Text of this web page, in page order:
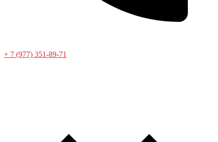
+ 7 (977) 351-89-71